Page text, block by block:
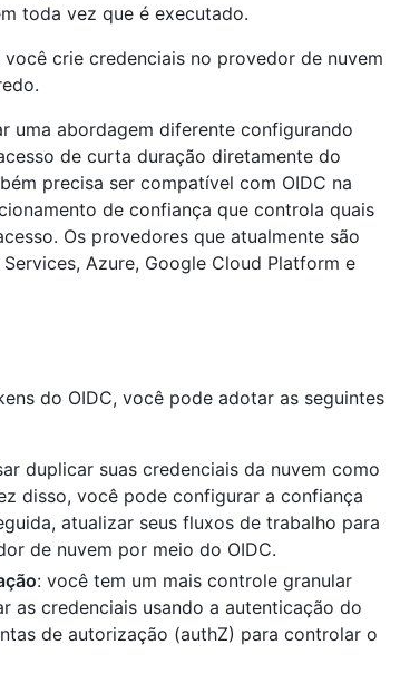
toda vez que é executado.
crie credenciais no provedor de nuvem
uma abordagem diferente configurando
de curta duração diretamente do
precisa ser compatível com OIDC na
de confiança que controla quais
Os provedores que atualmente são
Azure, Google Cloud Platform e
do OIDC, você pode adotar as seguintes
duplicar suas credenciais da nuvem como
disso, você pode configurar a confiança
atualizar seus fluxos de trabalho para
de nuvem por meio do OIDC.
: você tem um mais controle granular
as credenciais usando a autenticação do
de autorização (authZ) para controlar o